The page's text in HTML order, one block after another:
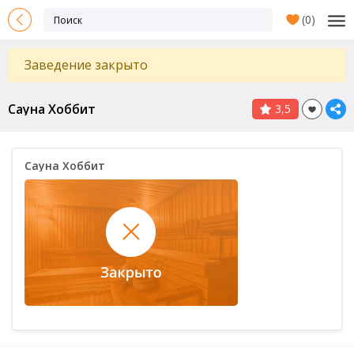
(0)
Заведение закрыто
Сауна Хоббит 3,5
Сауна Хоббит